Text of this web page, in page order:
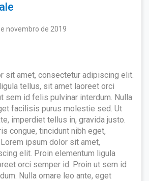
cursos desejar, estudar à
de todos ou de nenhum.
bloqueio ou restrição de
o aluno deverá entrar
, para verificar o
novembro de 2019
sit amet, consectetur adipiscing elit.
tellus, sit amet laoreet orci
sem id felis pulvinar interdum. Nulla
facilisis purus molestie sed. Ut
imperdiet tellus in, gravida justo.
congue, tincidunt nibh eget,
ipsum dolor sit amet,
elit. Proin elementum ligula
orci semper id. Proin ut sem id
Nulla ornare leo ante, eget